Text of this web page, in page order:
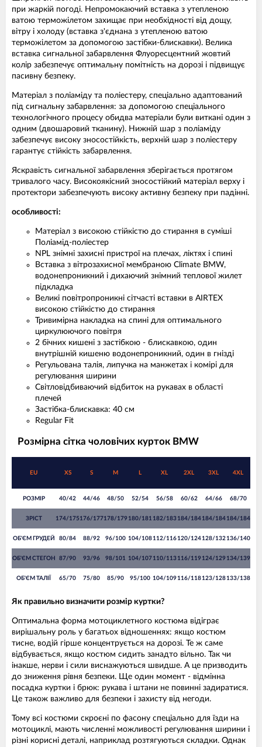
при жаркій погоді. Непромокаючий вставка з утепленою
ватою терможілетом захищає при необхідності від дощу,
вітру і холоду (вставка з'єднана з утепленою ватою
терможілетом за допомогою застібки-блискавки). Велика
вставка сигнальної забарвлення Флуоресцентний жовтий
колір забезпечує оптимальну помітність на дорозі і підвищує
пасивну безпеку.
Матеріал з поліаміду та поліестеру, спеціально адаптований
під сигнальну забарвлення: за допомогою спеціального
технологічного процесу обидва матеріали були виткані один з
одним (двошаровий тканину). Нижній шар з поліаміду
забезпечує високу зносостійкість, верхній шар з поліестеру
гарантує стійкість забарвлення.
Яскравість сигнальної забарвлення зберігається протягом
тривалого часу. Високоякісний зносостійкий матеріал верху і
протектори забезпечують високу активну безпеку при падінні.
особливості:
Матеріал з високою стійкістю до стирання в суміші
Поліамід-поліестер
NPL знімні захисні пристрої на плечах, ліктях і спині
Вставка з вітрозахисної мембраною Climate BMW,
водонепроникний і дихаючий знімний теплової жилет
підкладка
Великі повітропроникні сітчасті вставки в AIRTEX
високою стійкістю до стирання
Тривимірна накладка на спині для оптимального
циркулюючого повітря
2 бічних кишені з застібкою - блискавкою, один
внутрішній кишеню водонепроникний, один в гнізді
Регульована талія, липучка на манжетах і комірі для
регулювання ширини
Світловідбиваючий відбиток на рукавах в області
плечей
Застібка-блискавка: 40 см
Regular Fit
Розмірна сітка чоловічих курток BMW
EU XS S M L XL 2XL 3XL 4XL
РОЗМІР 40/42 44/46 48/50 52/54 56/58 60/62 64/66 68/70
ЗРІСТ 174/175 176/177178/179 180/181 182/183 184/184 184/184 184/184
ОБ'ЄМ ГРУДЕЙ 80/84 88/92 96/100 104/108112/116120/124128/132136/140
ОБ'ЄМ СТЕГОН 87/90 93/96 98/101 104/107 110/113 116/119 124/129 134/139
ОБ'ЄМ ТАЛІЇ 65/70 75/80 85/90 95/100 104/109116/118123/128133/138
Як правильно визначити розмір куртки?
Оптимальна форма мотоциклетного костюма відіграє
вирішальну роль у багатьох відношеннях: якщо костюм
тисне, водій гірше концентрується на дорозі. Те ж саме
відбувається, якщо костюм сидить занадто вільно. Так чи
інакше, нерви і сили виснажуються швидше. А це призводить
до зниження рівня безпеки. Ще один момент - відмінна
посадка куртки і брюк: рукава і штани не повинні задиратися.
Це також важливо для безпеки і захисту від негоди.
Тому всі костюми скроєні по фасону спеціально для їзди на
мотоциклі, мають численні можливості регулювання ширини і
різні корисні деталі, наприклад розтягуються складки. Однак